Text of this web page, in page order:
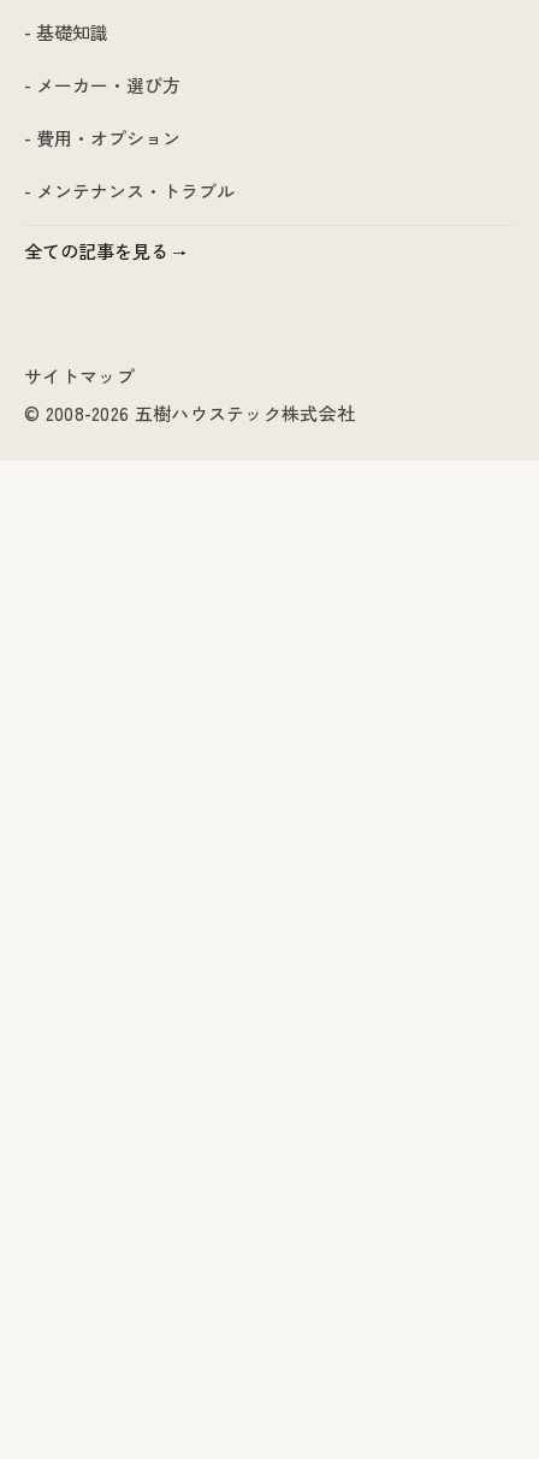
- 基礎知識
- メーカー・選び方
- 費用・オプション
- メンテナンス・トラブル
全ての記事を見る
© 2008-2026 五樹ハウステック株式会社
サイトマップ